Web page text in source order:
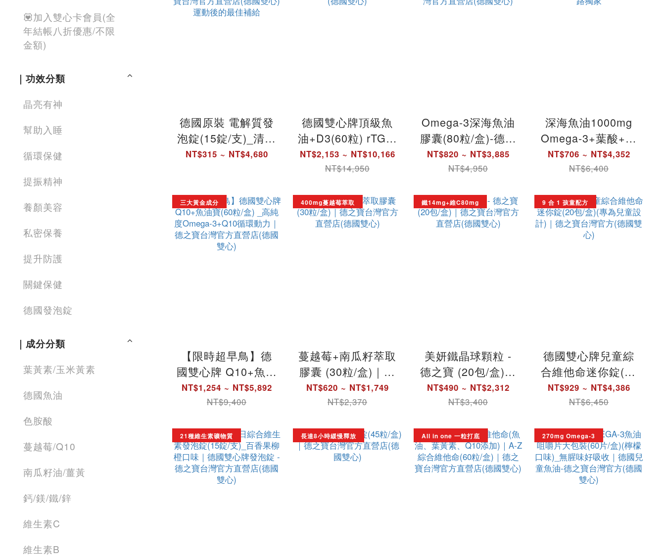
💟加入雙心卡會員(全
年結帳八折優惠/不限
金額)
｜功效分類
晶亮有神
幫助入睡
循環保健
提振精神
養顏美容
私密保養
提升防護
關鍵保健
德國發泡錠
｜成分分類
葉黃素/玉米黃素
德國魚油
色胺酸
蔓越莓/Q10
南瓜籽油/薑黃
鈣/鎂/鐵/鋅
維生素C
維生素B
德國原裝 電解質發
泡錠(15錠/支)_清爽
檸檬口味_精準鎖水
方直營店(德國雙心)
運動後的最佳補給
NT$315 ~ NT$4,680
德國雙心牌頂級魚
油+D3(60粒) rTG魚
油高濃度高EPA｜德
之寶台灣官方直營
NT$2,153 ~ NT$10,166
NT$14,950
Omega-3深海魚油
膠囊(80粒/盒)-德國
魚油 (1000mg純淨
魚油+維生素E)｜德
店(德國雙心)
NT$820 ~ NT$3,885
NT$4,950
深海魚油1000mg
Omega-3+葉酸+安
神B群｜德之寶台灣
官方直營店(德國雙
NT$706 ~ NT$4,352
NT$6,400
三大黃金成分
【限時超早鳥】德
國雙心牌 Q10+魚油
寶(60粒/盒) _高純
度Omega-3+Q10循
灣官方直營店(德國
雙心)
NT$1,254 ~ NT$5,892
NT$9,400
400mg蔓越莓萃取
蔓越莓+南瓜籽萃取
膠囊 (30粒/盒)｜德
之寶台灣官方直營
店(德國雙心)
NT$620 ~ NT$1,749
NT$2,370
鐵14mg+維C80mg
美妍鐵晶球顆粒 -
德之寶 (20包/盒)｜
德之寶台灣官方直
營店(德國雙心)
NT$490 ~ NT$2,312
NT$3,400
9 合 1 孩童配方
德國雙心牌兒童綜
合維他命迷你錠(20
包/盒)(專為兒童設
計)｜德之寶台灣官
NT$929 ~ NT$4,386
NT$6,450
21種維生素礦物質 長達8小時緩慢釋放 All in one 一粒打底 270mg Omega-3